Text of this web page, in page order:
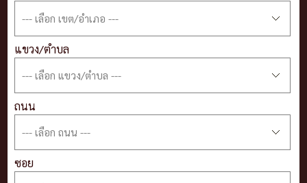
แขวง/ตำบล
ถนน
ซอย